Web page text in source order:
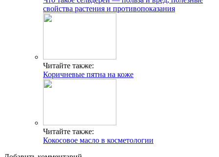
свойства растения и противопоказания
Читайте также:
Коричневые пятна на коже
Читайте также:
Кокосовое масло в косметологии